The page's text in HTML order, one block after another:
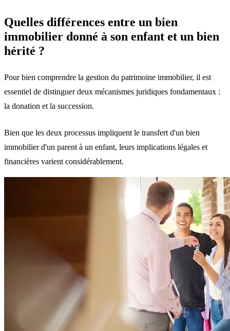
Quelles différences entre un bien
immobilier donné à son enfant et un bien
hérité ?
Pour bien comprendre la gestion du patrimoine immobilier, il est
essentiel de distinguer deux mécanismes juridiques fondamentaux :
la donation et la succession.
Bien que les deux processus impliquent le transfert d'un bien
immobilier d'un parent à un enfant, leurs implications légales et
financières varient considérablement.